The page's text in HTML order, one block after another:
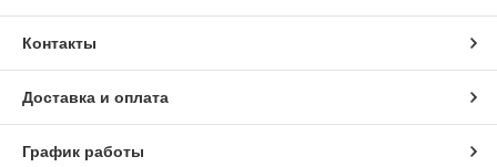
Контакты
Доставка и оплата
График работы